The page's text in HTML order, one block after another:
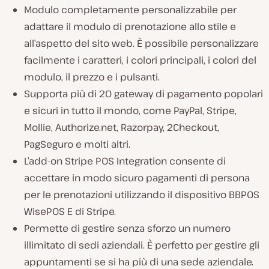
Modulo completamente personalizzabile per
adattare il modulo di prenotazione allo stile e
all’aspetto del sito web. È possibile personalizzare
facilmente i caratteri, i colori principali, i colori del
modulo, il prezzo e i pulsanti.
Supporta più di 20 gateway di pagamento popolari
e sicuri in tutto il mondo, come PayPal, Stripe,
Mollie, Authorize.net, Razorpay, 2Checkout,
PagSeguro e molti altri.
L’add-on Stripe POS Integration consente di
accettare in modo sicuro pagamenti di persona
per le prenotazioni utilizzando il dispositivo BBPOS
WisePOS E di Stripe.
Permette di gestire senza sforzo un numero
illimitato di sedi aziendali. È perfetto per gestire gli
appuntamenti se si ha più di una sede aziendale.